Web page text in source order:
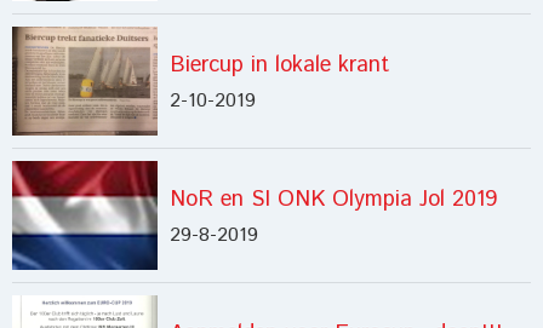
Biercup in lokale krant
2-10-2019
NoR en SI ONK Olympia Jol 2019
29-8-2019